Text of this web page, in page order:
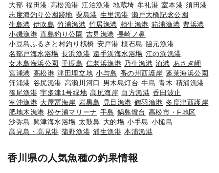
大部 福田港 高松漁港 江泊漁港 地蔵埼 牟礼港 室本港 須田港
志度海釣り公園跡地 粟島港 生里漁港 瀬戸大橋記念公園
生島港 伊吹島 竹浦漁港 竹居漁港 相生漁港 箱浦漁港 豊浜港
小磯漁港 直島釣り公園 吉見漁港 長崎ノ鼻
小豆島ふるさと村釣り桟橋 安戸港 櫃石島 脇元漁港
名部戸海水浴場 長浜漁港 遠手浜海水浴場 江の浜漁港
女木島海浜公園 千振島 仁老浜漁港 乃生漁港 泊港 あさぎ岬
宮浦港 高松港 津田埋立地 小与島 番の州西護岸 蓬莱海浜公園
箕浦港 谷尻漁港 高瀬川河口 男木島灯台 牛島 青木 積浦漁港
篠尾漁港 宇多津1号緑地 高尻海岸 白方漁港 香田波止
室沖漁港 大屋冨海岸 岩黒島 見目漁港 鶴羽漁港 多度津西護岸
肥地木漁港 松ケ浦マリーナ 手島 鍋島燈台 高松市・F地区
沙弥島 興津海水浴場 太鼓鼻 大的場 小手島 小槌島
高見島・高見港 蒲野漁港 浦生漁港 本浦漁港
香川県の人気魚種の釣果情報